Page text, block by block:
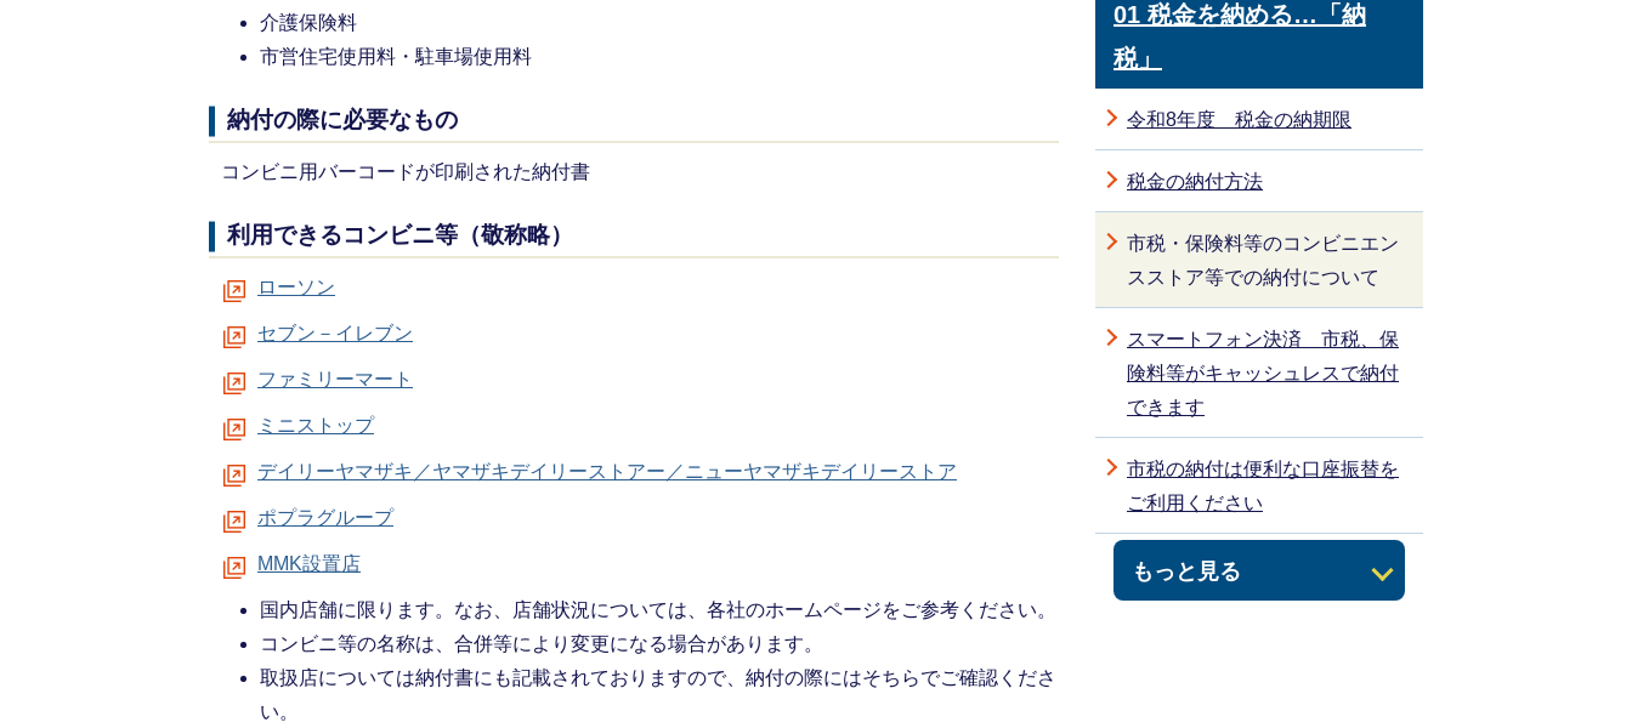
介護保険料
市営住宅使用料・駐車場使用料
納付の際に必要なもの
コンビニ用バーコードが印刷された納付書
利用できるコンビニ等（敬称略）
ローソン
セブン－イレブン
ファミリーマート
ミニストップ
デイリーヤマザキ／ヤマザキデイリーストアー／ニューヤマザキデイリーストア
ポプラグループ
MMK設置店
国内店舗に限ります。なお、店舗状況については、各社のホームページをご参考ください。
コンビニ等の名称は、合併等により変更になる場合があります。
取扱店については納付書にも記載されておりますので、納付の際にはそちらでご確認くださ
い。
01 税金を納める…「納
税」
令和8年度 税金の納期限
税金の納付方法
市税・保険料等のコンビニエン
スストア等での納付について
もっと見る
スマートフォン決済 市税、保
険料等がキャッシュレスで納付
できます
市税の納付は便利な口座振替を
ご利用ください